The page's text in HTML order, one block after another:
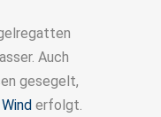
Auch
gesegelt,
Winderfolgt.